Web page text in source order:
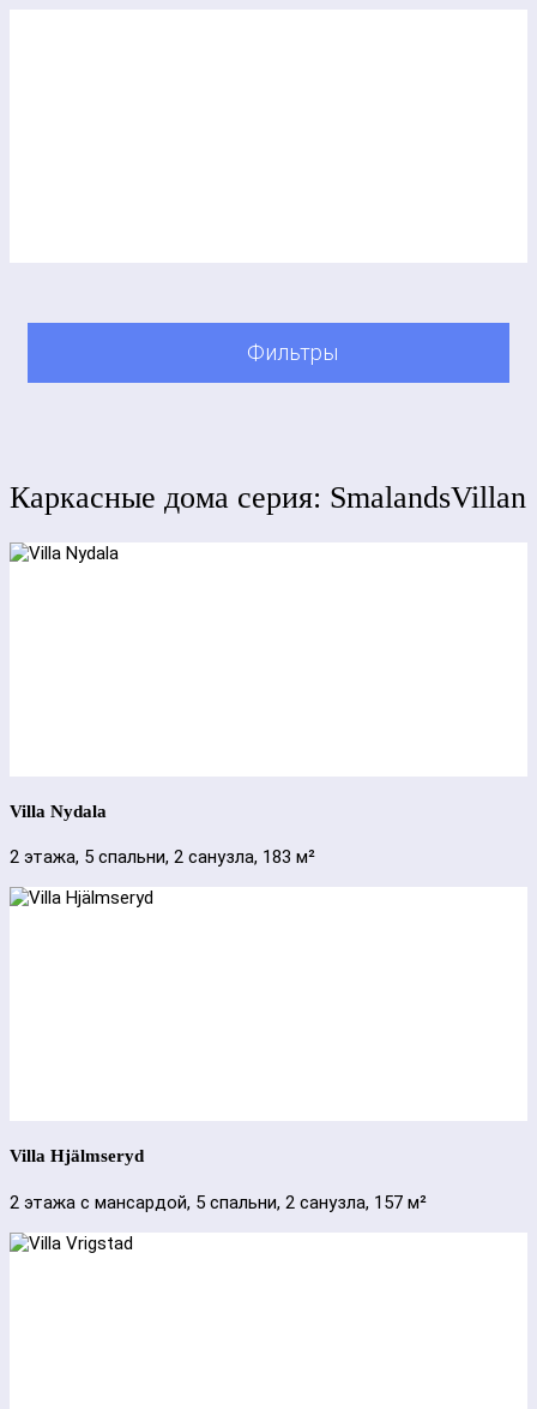
Фильтры
Каркасные дома cерия: SmalandsVillan
Villa Nydala
2 этажа, 5 спальни, 2 санузла, 183 м²
Villa Hjälmseryd
2 этажа с мансардой, 5 спальни, 2 санузла, 157 м²